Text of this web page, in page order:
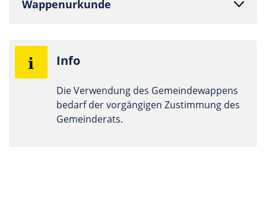
Wap­penur­kunde
Info
Die Verwendung des Gemeindewappens
bedarf der vorgängigen Zustimmung des
Gemeinderats.